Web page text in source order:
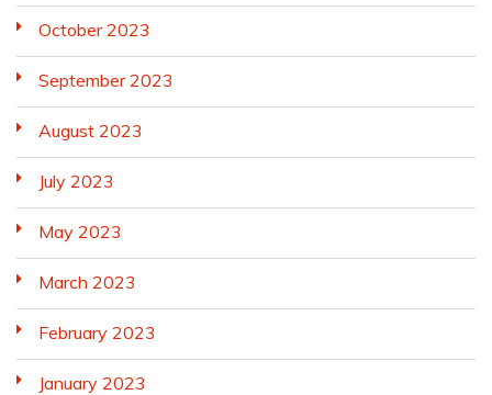
October 2023
September 2023
August 2023
July 2023
May 2023
March 2023
February 2023
January 2023